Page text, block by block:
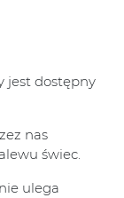
jest dostępny
nas
świec.
ulega